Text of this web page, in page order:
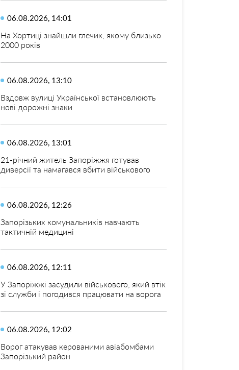
06.08.2026, 14:01
На Хортиці знайшли глечик, якому близько
2000 років
06.08.2026, 13:10
Вздовж вулиці Української встановлюють
нові дорожні знаки
06.08.2026, 13:01
21-річний житель Запоріжжя готував
диверсії та намагався вбити військового
06.08.2026, 12:26
Запорізьких комунальників навчають
тактичній медицині
06.08.2026, 12:11
У Запоріжжі засудили військового, який втік
зі служби і погодився працювати на ворога
06.08.2026, 12:02
Ворог атакував керованими авіабомбами
Запорізький район